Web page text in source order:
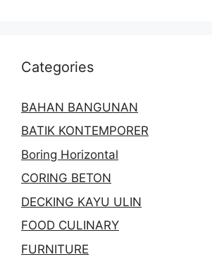
Categories
BAHAN BANGUNAN
BATIK KONTEMPORER
Boring Horizontal
CORING BETON
DECKING KAYU ULIN
FOOD CULINARY
FURNITURE